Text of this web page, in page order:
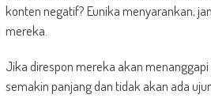
konten negatif? Eunika menyarankan,
mereka.
Jika direspon mereka akan
semakin panjang dan tidak akan ada